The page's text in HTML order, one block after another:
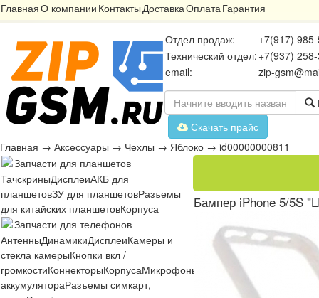
ГлавнаяО компании КонтактыДоставкаОплатаГарантия
Отдел продаж:
+7(917)
Технический отдел: +7(937)
email:
zip-
Скачать прайс
Главная → Аксессуары → Чехлы → Яблоко → id00000000811
Запчасти для планшетов
ТачскриныДисплеиАКБ для
планшетовЗУ для планшетовРазъемы
для китайских планшетовКорпуса
Запчасти для телефонов
АнтенныДинамикиДисплеиКамеры и
стекла камерыКнопки вкл /
громкостиКоннекторыКорпусаМикрофоны Микросхемы
аккумулятораРазъемы симкарт,
Бампер iPhone 5/5S